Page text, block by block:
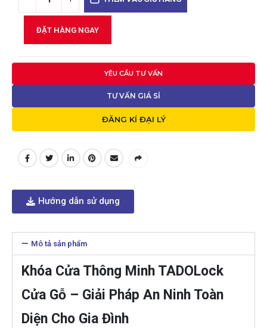
ĐẶT HÀNG NGAY
YÊU CẦU TƯ VẤN
TƯ VẤN GIÁ SỈ
ĐĂNG KÍ ĐẠI LÝ
Hướng dẫn sử dụng
Mô tả sản phẩm
Khóa Cửa Thông Minh TADOLock
Cửa Gỗ – Giải Pháp An Ninh Toàn
Diện Cho Gia Đình